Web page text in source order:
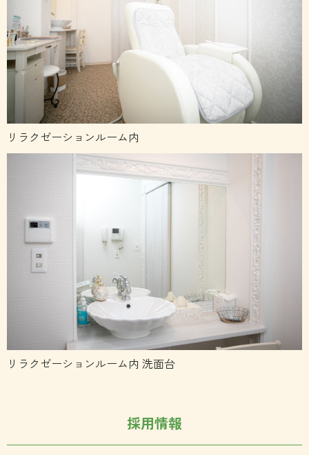
リラクゼーションルーム内
リラクゼーションルーム内 洗面台
採用情報